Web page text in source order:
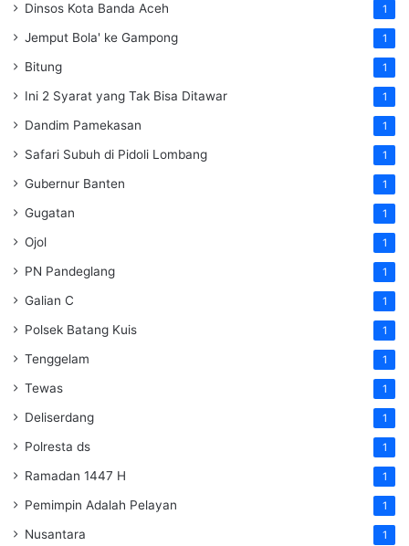
Dinsos Kota Banda Aceh 1
Jemput Bola' ke Gampong 1
Bitung 1
Ini 2 Syarat yang Tak Bisa Ditawar 1
Dandim Pamekasan 1
Safari Subuh di Pidoli Lombang 1
Gubernur Banten 1
Gugatan 1
Ojol 1
PN Pandeglang 1
Galian C 1
Polsek Batang Kuis 1
Tenggelam 1
Tewas 1
Deliserdang 1
Polresta ds 1
Ramadan 1447 H 1
Pemimpin Adalah Pelayan 1
Nusantara 1